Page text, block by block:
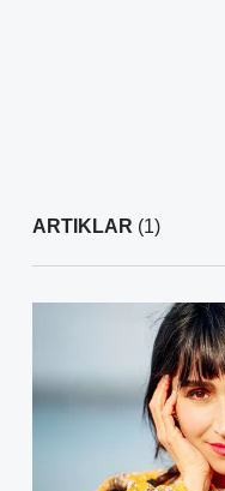
ARTIKLAR (1)